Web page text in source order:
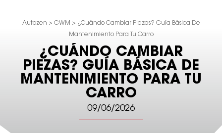
Autozen > GWM > ¿Cuándo Cambiar Piezas? Guía Básica De
Mantenimiento Para Tu Carro
¿CUÁNDO CAMBIAR
PIEZAS? GUÍA BÁSICA DE
MANTENIMIENTO PARA TU
CARRO
09/06/2026